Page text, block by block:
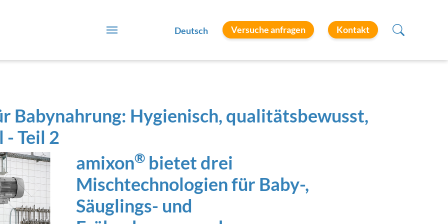
Deutsch Versuche anfragen Kontakt
Babynahrung: Hygienisch, qualitätsbewusst,
Teil 2
amixon® bietet drei
Mischtechnologien für Baby-,
Säuglings- und